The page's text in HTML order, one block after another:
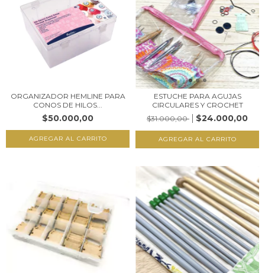
ORGANIZADOR HEMLINE PARA
CONOS DE HILOS...
$50.000,00
ESTUCHE PARA AGUJAS
CIRCULARES Y CROCHET
$31.000,00
$24.000,00
AGREGAR AL CARRITO